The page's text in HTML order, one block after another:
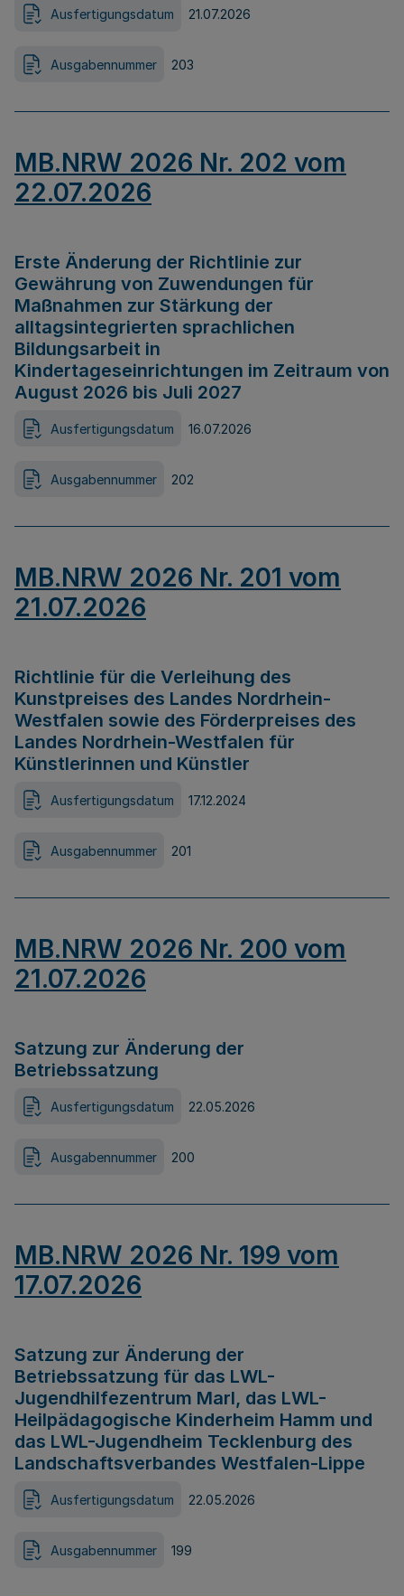
Ausfertigungsdatum 21.07.2026
Ausgabennummer 203
MB.NRW 2026 Nr. 202 vom
22.07.2026
Erste Änderung der Richtlinie zur
Gewährung von Zuwendungen für
Maßnahmen zur Stärkung der
alltagsintegrierten sprachlichen
Bildungsarbeit in
Kindertageseinrichtungen im Zeitraum von
August 2026 bis Juli 2027
Ausfertigungsdatum 16.07.2026
Ausgabennummer 202
MB.NRW 2026 Nr. 201 vom
21.07.2026
Richtlinie für die Verleihung des
Kunstpreises des Landes Nordrhein-
Westfalen sowie des Förderpreises des
Landes Nordrhein-Westfalen für
Künstlerinnen und Künstler
Ausfertigungsdatum 17.12.2024
Ausgabennummer 201
MB.NRW 2026 Nr. 200 vom
21.07.2026
Satzung zur Änderung der
Betriebssatzung
Ausfertigungsdatum 22.05.2026
Ausgabennummer 200
MB.NRW 2026 Nr. 199 vom
17.07.2026
Satzung zur Änderung der
Betriebssatzung für das LWL-
Jugendhilfezentrum Marl, das LWL-
Heilpädagogische Kinderheim Hamm und
das LWL-Jugendheim Tecklenburg des
Landschaftsverbandes Westfalen-Lippe
Ausfertigungsdatum 22.05.2026
Ausgabennummer 199